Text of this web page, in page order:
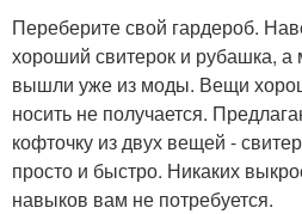
Переберите свой гардероб.
хороший свитерок и рубашка, а
вышли уже из моды. Вещи
носить не получается.
кофточку из двух вещей -
просто и быстро. Никаких
навыков вам не потребуется.